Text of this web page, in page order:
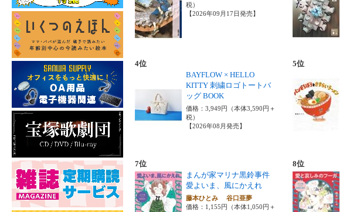
税）
【2026年09月17日発売】
4位
BAYFLOW × HELLO
KITTY 刺繍ロゴトートバ
ッグ BOOK
価格：3,949円（本体3,590円＋
税）
【2026年08月発売】
5位
7位
まんが家マリナ黒鈴事件
愛よいま、風にかえれ
藤本ひとみ 谷口亜夢
価格：1,155円（本体1,050円＋
8位